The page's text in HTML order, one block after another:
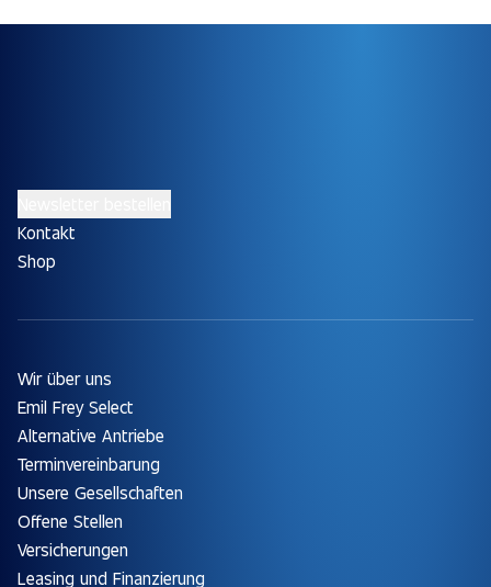
Kontakt
Shop
Wir über uns
Emil Frey Select
Alternative Antriebe
Terminvereinbarung
Unsere Gesellschaften
Offene Stellen
Versicherungen
Leasing und Finanzierung